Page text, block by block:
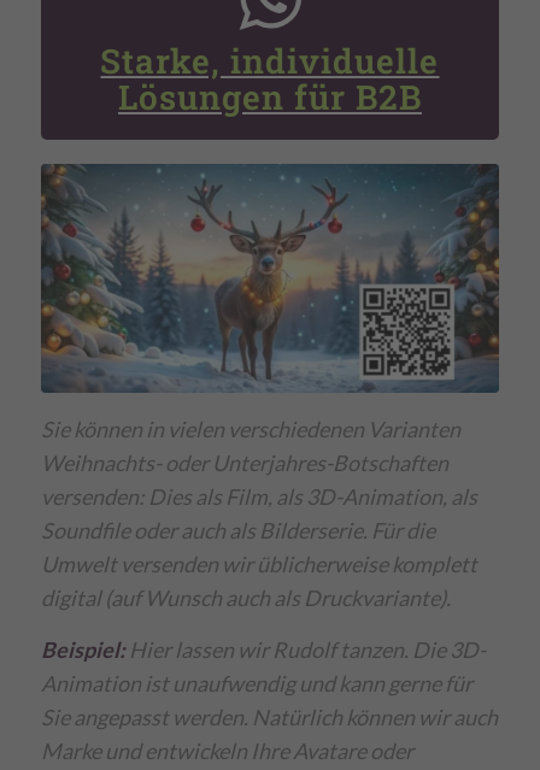
Starke, individuelle
Lösungen für B2B
Sie können in vielen verschiedenen Varianten
Weihnachts- oder Unterjahres-Botschaften
versenden: Dies als Film, als 3D-Animation, als
Soundfile oder auch als Bilderserie. Für die
Umwelt versenden wir üblicherweise komplett
digital (auf Wunsch auch als Druckvariante).
Beispiel:Hier lassen wir Rudolf tanzen. Die 3D-
Animation ist unaufwendig und kann gerne für
Sie angepasst werden. Natürlich können wir auch
Marke und entwickeln Ihre Avatare oder